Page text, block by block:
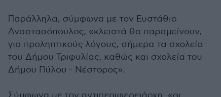
Παράλληλα, σύμφωνα με τον Ευστάθιο
Αναστασόπουλος, «κλειστά θα παραμείνουν,
για προληπτικούς λόγους, σήμερα τα σχολεία
του Δήμου Τριφυλίας, καθώς και σχολεία του
Δήμου Πύλου - Νέστορος».